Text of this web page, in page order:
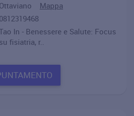
Ottaviano Mappa
0812319468
In - Benessere e Salute: Focus
su fisiatria, r..